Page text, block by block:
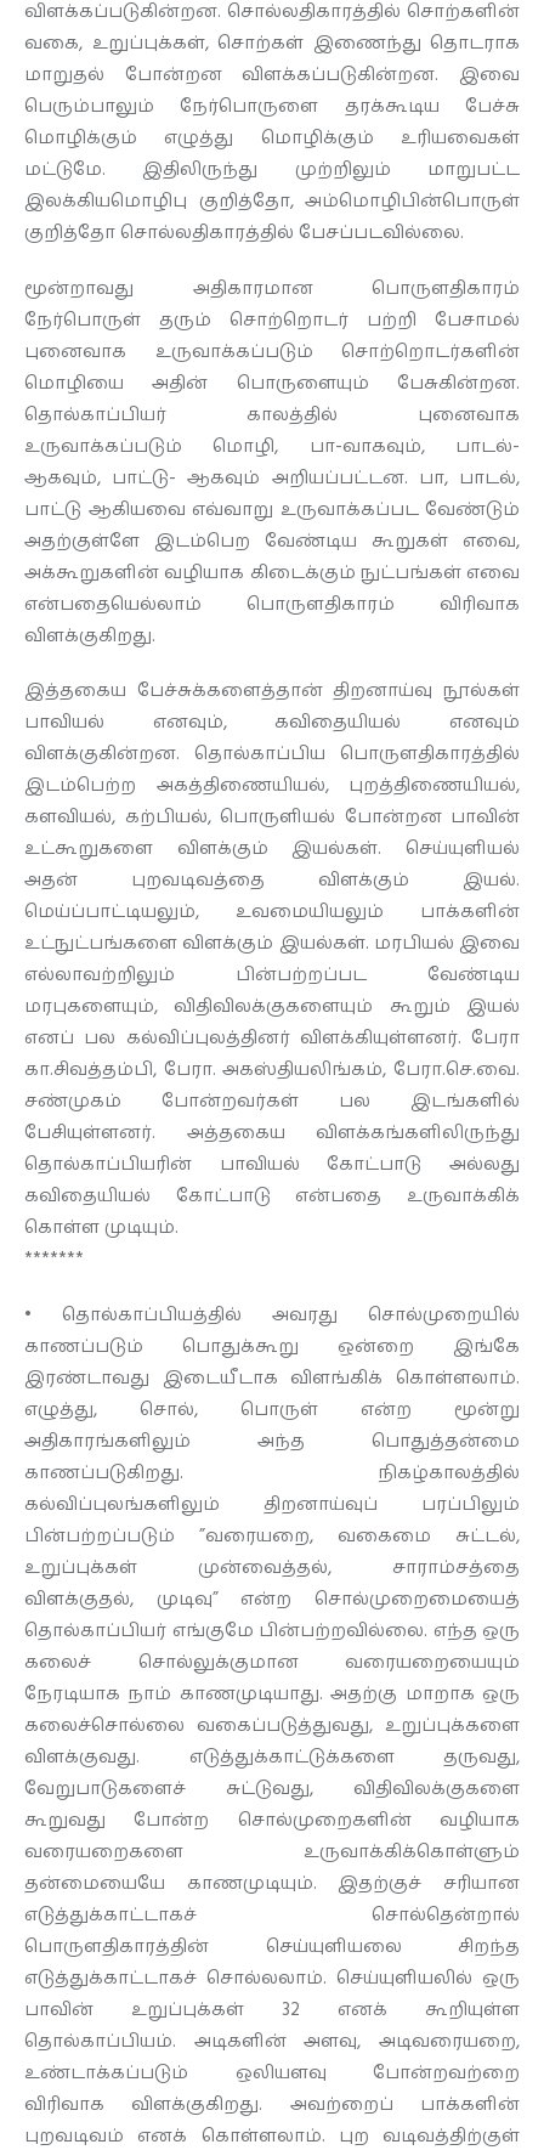
விளக்கப்படுகின்றன. சொல்லதிகாரத்தில் சொற்களின்
வகை, உறுப்புக்கள், சொற்கள் இணைந்து தொடராக
மாறுதல் போன்றன விளக்கப்படுகின்றன. இவை
பெரும்பாலும் நேர்பொருளை தரக்கூடிய பேச்சு
மொழிக்கும் எழுத்து மொழிக்கும் உரியவைகள்
மட்டுமே. இதிலிருந்து முற்றிலும் மாறுபட்ட
இலக்கியமொழிபு குறித்தோ, அம்மொழிபின்பொருள்
குறித்தோ சொல்லதிகாரத்தில் பேசப்படவில்லை.
மூன்றாவது அதிகாரமான பொருளதிகாரம்
நேர்பொருள் தரும் சொற்றொடர் பற்றி பேசாமல்
புனைவாக உருவாக்கப்படும் சொற்றொடர்களின்
மொழியை அதின் பொருளையும் பேசுகின்றன.
தொல்காப்பியர் காலத்தில் புனைவாக
உருவாக்கப்படும் மொழி, பா-வாகவும், பாடல்-
ஆகவும், பாட்டு- ஆகவும் அறியப்பட்டன. பா, பாடல்,
பாட்டு ஆகியவை எவ்வாறு உருவாக்கப்பட வேண்டும்
அதற்குள்ளே இடம்பெற வேண்டிய கூறுகள் எவை,
அக்கூறுகளின் வழியாக கிடைக்கும் நுட்பங்கள் எவை
என்பதையெல்லாம் பொருளதிகாரம் விரிவாக
விளக்குகிறது.
இத்தகைய பேச்சுக்களைத்தான் திறனாய்வு நூல்கள்
பாவியல் எனவும், கவிதையியல் எனவும்
விளக்குகின்றன. தொல்காப்பிய பொருளதிகாரத்தில்
இடம்பெற்ற அகத்திணையியல், புறத்திணையியல்,
களவியல், கற்பியல், பொருளியல் போன்றன பாவின்
உட்கூறுகளை விளக்கும் இயல்கள். செய்யுளியல்
அதன் புறவடிவத்தை விளக்கும் இயல்.
மெய்ப்பாட்டியலும், உவமையியலும் பாக்களின்
உட்நுட்பங்களை விளக்கும் இயல்கள். மரபியல் இவை
எல்லாவற்றிலும் பின்பற்றப்பட வேண்டிய
மரபுகளையும், விதிவிலக்குகளையும் கூறும் இயல்
எனப் பல கல்விப்புலத்தினர் விளக்கியுள்ளனர். பேரா
கா.சிவத்தம்பி, பேரா. அகஸ்தியலிங்கம், பேரா.செ.வை.
சண்முகம் போன்றவர்கள் பல இடங்களில்
பேசியுள்ளனர். அத்தகைய விளக்கங்களிலிருந்து
தொல்காப்பியரின் பாவியல் கோட்பாடு அல்லது
கவிதையியல் கோட்பாடு என்பதை உருவாக்கிக்
கொள்ள முடியும்.
*******
• தொல்காப்பியத்தில் அவரது சொல்முறையில்
காணப்படும் பொதுக்கூறு ஒன்றை இங்கே
இரண்டாவது இடையீடாக விளங்கிக் கொள்ளலாம்.
எழுத்து, சொல், பொருள் என்ற மூன்று
அதிகாரங்களிலும் அந்த பொதுத்தன்மை
காணப்படுகிறது. நிகழ்காலத்தில்
கல்விப்புலங்களிலும் திறனாய்வுப் பரப்பிலும்
பின்பற்றப்படும் ”வரையறை, வகைமை சுட்டல்,
உறுப்புக்கள் முன்வைத்தல், சாராம்சத்தை
விளக்குதல், முடிவு” என்ற சொல்முறைமையைத்
தொல்காப்பியர் எங்குமே பின்பற்றவில்லை. எந்த ஒரு
கலைச் சொல்லுக்குமான வரையறையையும்
நேரடியாக நாம் காணமுடியாது. அதற்கு மாறாக ஒரு
கலைச்சொல்லை வகைப்படுத்துவது, உறுப்புக்களை
விளக்குவது. எடுத்துக்காட்டுக்களை தருவது,
வேறுபாடுகளைச் சுட்டுவது, விதிவிலக்குகளை
கூறுவது போன்ற சொல்முறைகளின் வழியாக
வரையறைகளை உருவாக்கிக்கொள்ளும்
தன்மையையே காணமுடியும். இதற்குச் சரியான
எடுத்துக்காட்டாகச் சொல்தென்றால்
பொருளதிகாரத்தின் செய்யுளியலை சிறந்த
எடுத்துக்காட்டாகச் சொல்லலாம். செய்யுளியலில் ஒரு
பாவின் உறுப்புக்கள் 32 எனக் கூறியுள்ள
தொல்காப்பியம். அடிகளின் அளவு, அடிவரையறை,
உண்டாக்கப்படும் ஒலியளவு போன்றவற்றை
விரிவாக விளக்குகிறது. அவற்றைப் பாக்களின்
புறவடிவம் எனக் கொள்ளலாம். புற வடிவத்திற்குள்